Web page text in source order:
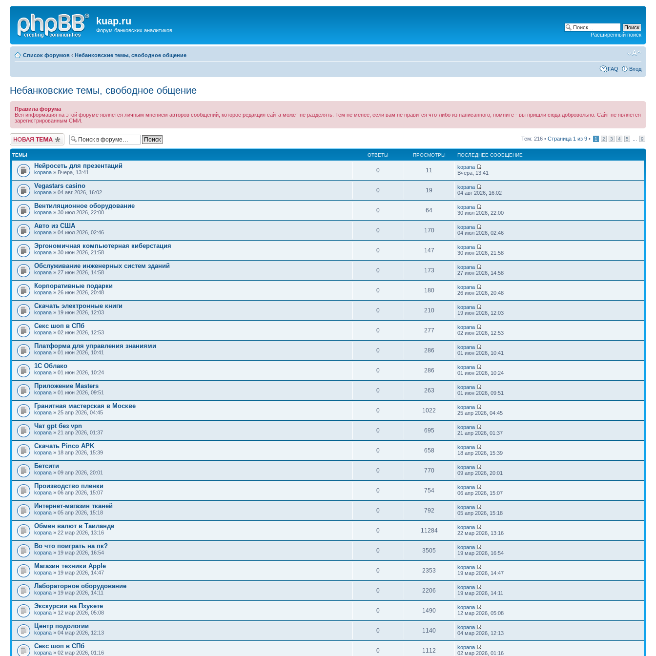
kuap.ru
Форум банковских аналитиков
Расширенный поиск
Список форумов ‹ Небанковские темы, свободное общение
FAQ Вход
Небанковские темы, свободное общение
Правила форума
Вся информация на этой форуме является личным мнением авторов сообщений, которое редакция сайта может не разделять. Тем не менее, если вам не нравится что-либо из написанного, помните - вы пришли сюда добровольно. Сайт не является
зарегистрированным СМИ.
Новая тема Тем: 216 • Страница 1 из 9 • 1 2 3 4 5 9
ТЕМЫ ОТВЕТЫ ПРОСМОТРЫ ПОСЛЕДНЕЕ СООБЩЕНИЕ
Нейросеть для презентаций
kopana » Вчера, 13:41 0 11
kopana
Вчера, 13:41
Vegastars casino
kopana » 04 авг 2026, 16:02 0 19
kopana
04 авг 2026, 16:02
Вентиляционное оборудование
kopana » 30 июл 2026, 22:00 0 64
kopana
30 июл 2026, 22:00
Авто из США
kopana » 04 июл 2026, 02:46 0 170
kopana
04 июл 2026, 02:46
Эргономичная компьютерная киберстация
kopana » 30 июн 2026, 21:58 0 147
kopana
30 июн 2026, 21:58
Обслуживание инженерных систем зданий
kopana » 27 июн 2026, 14:58 0 173
kopana
27 июн 2026, 14:58
Корпоративные подарки
kopana » 26 июн 2026, 20:48 0 180
kopana
26 июн 2026, 20:48
Скачать электронные книги
kopana » 19 июн 2026, 12:03 0 210
kopana
19 июн 2026, 12:03
Секс шоп в СПб
kopana » 02 июн 2026, 12:53 0 277
kopana
02 июн 2026, 12:53
Платформа для управления знаниями
kopana » 01 июн 2026, 10:41 0 286
kopana
01 июн 2026, 10:41
1С Облако
kopana » 01 июн 2026, 10:24 0 286
kopana
01 июн 2026, 10:24
Приложение Masters
kopana » 01 июн 2026, 09:51 0 263
kopana
01 июн 2026, 09:51
Гранитная мастерская в Москве
kopana » 25 апр 2026, 04:45 0 1022
kopana
25 апр 2026, 04:45
Чат gpt без vpn
kopana » 21 апр 2026, 01:37 0 695
kopana
21 апр 2026, 01:37
Скачать Pinco APK
kopana » 18 апр 2026, 15:39 0 658
kopana
18 апр 2026, 15:39
Бетсити
kopana » 09 апр 2026, 20:01 0 770
kopana
09 апр 2026, 20:01
Производство пленки
kopana » 06 апр 2026, 15:07 0 754
kopana
06 апр 2026, 15:07
Интернет-магазин тканей
kopana » 05 апр 2026, 15:18 0 792
kopana
05 апр 2026, 15:18
Обмен валют в Таиланде
kopana » 22 мар 2026, 13:16 0 11284
kopana
22 мар 2026, 13:16
Во что поиграть на пк?
kopana » 19 мар 2026, 16:54 0 3505
kopana
19 мар 2026, 16:54
Магазин техники Apple
kopana » 19 мар 2026, 14:47 0 2353
kopana
19 мар 2026, 14:47
Лабораторное оборудование
kopana » 19 мар 2026, 14:11 0 2206
kopana
19 мар 2026, 14:11
Экскурсии на Пхукете
kopana » 12 мар 2026, 05:08 0 1490
kopana
12 мар 2026, 05:08
Центр подологии
kopana » 04 мар 2026, 12:13 0 1140
kopana
04 мар 2026, 12:13
Секс шоп в СПб
kopana » 02 мар 2026, 01:16 0 1112
kopana
02 мар 2026, 01:16